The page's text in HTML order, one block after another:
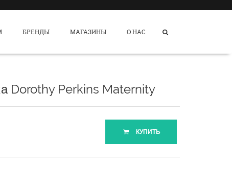
БРЕНДЫ МАГАЗИНЫ О НАС
Dorothy Perkins Maternity
КУПИТЬ